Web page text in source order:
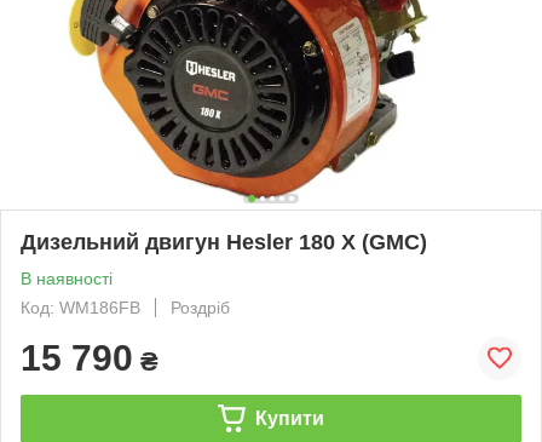
Дизельний двигун Hesler 180 Х (GMC)
В наявності
Код: WM186FB
Роздріб
15 790 ₴
Купити